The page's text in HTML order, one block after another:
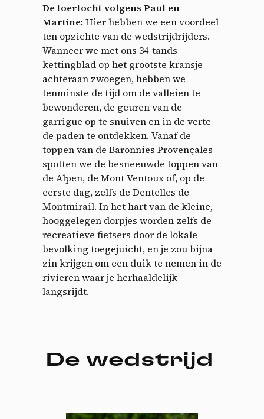
De toertocht volgens Paul en
Martine:Hier hebben we een voordeel
ten opzichte van de wedstrijdrijders.
Wanneer we met ons 34-tands
kettingblad op het grootste kransje
achteraan zwoegen, hebben we
tenminste de tijd om de valleien te
bewonderen, de geuren van de
garrigue op te snuiven en in de verte
de paden te ontdekken. Vanaf de
toppen van de Baronnies Provençales
spotten we de besneeuwde toppen van
de Alpen, de Mont Ventoux of, op de
eerste dag, zelfs de Dentelles de
Montmirail. In het hart van de kleine,
hooggelegen dorpjes worden zelfs de
recreatieve fietsers door de lokale
bevolking toegejuicht, en je zou bijna
zin krijgen om een duik te nemen in de
rivieren waar je herhaaldelijk
langsrijdt.
De wedstrijd
By allowing these third party services, you accept their